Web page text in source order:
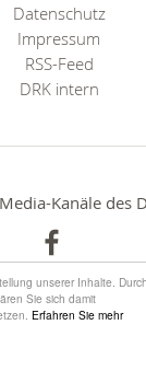
unserer Inhalte. Durch
Sie sich damit
Erfahren Sie mehr
Datenschutz
Impressum
RSS-Feed
DRK intern
Kanäle des